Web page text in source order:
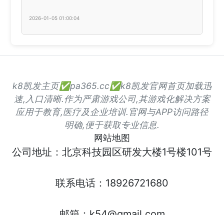
2026-01-05 01:00:04
k8凯发主页✅pa365.cc✅k8凯发官网首页加载迅
速,入口清晰.作为严肃游戏公司,其游戏化解决方案
应用于教育,医疗及企业培训.官网与APP访问路径
明确,便于获取专业信息.
网站地图
公司地址：北京科技园区研发大楼1号楼101号
联系电话：18926721680